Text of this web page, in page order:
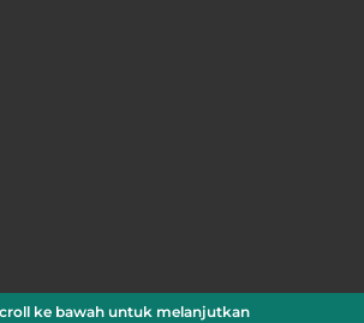
ke bawah untuk melanjutkan